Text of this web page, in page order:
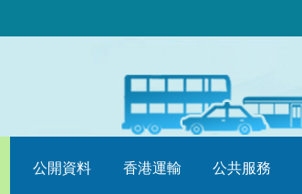
公開資料 香港運輸 公共服務